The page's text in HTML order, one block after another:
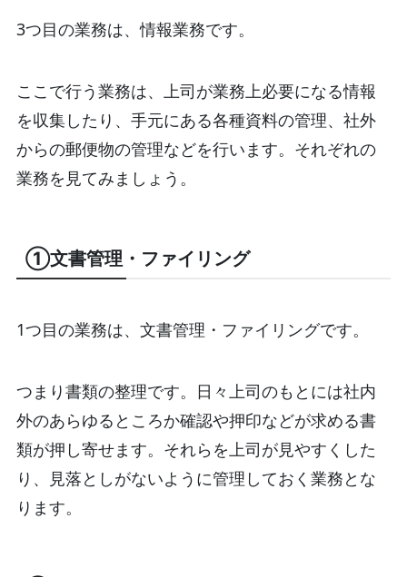
3つ目の業務は、情報業務です。
ここで行う業務は、上司が業務上必要になる情報
を収集したり、手元にある各種資料の管理、社外
からの郵便物の管理などを行います。それぞれの
業務を見てみましょう。
①文書管理・ファイリング
1つ目の業務は、文書管理・ファイリングです。
つまり書類の整理です。日々上司のもとには社内
外のあらゆるところか確認や押印などが求める書
類が押し寄せます。それらを上司が見やすくした
り、見落としがないように管理しておく業務とな
ります。